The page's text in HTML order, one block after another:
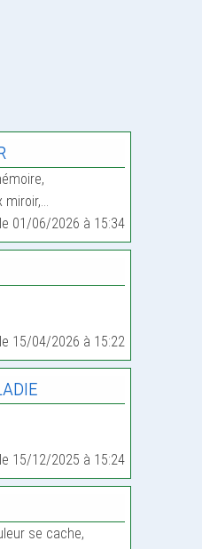
miroir,…
le 01/06/2026 à 15:34
le 15/04/2026 à 15:22
le 15/12/2025 à 15:24
se cache,